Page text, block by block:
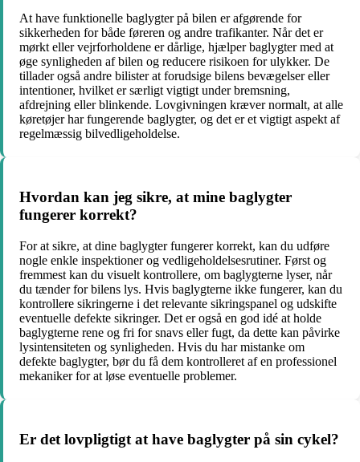
At have funktionelle baglygter på bilen er afgørende for
sikkerheden for både føreren og andre trafikanter. Når det er
mørkt eller vejrforholdene er dårlige, hjælper baglygter med at
øge synligheden af bilen og reducere risikoen for ulykker. De
tillader også andre bilister at forudsige bilens bevægelser eller
intentioner, hvilket er særligt vigtigt under bremsning,
afdrejning eller blinkende. Lovgivningen kræver normalt, at alle
køretøjer har fungerende baglygter, og det er et vigtigt aspekt af
regelmæssig bilvedligeholdelse.
Hvordan kan jeg sikre, at mine baglygter
fungerer korrekt?
For at sikre, at dine baglygter fungerer korrekt, kan du udføre
nogle enkle inspektioner og vedligeholdelsesrutiner. Først og
fremmest kan du visuelt kontrollere, om baglygterne lyser, når
du tænder for bilens lys. Hvis baglygterne ikke fungerer, kan du
kontrollere sikringerne i det relevante sikringspanel og udskifte
eventuelle defekte sikringer. Det er også en god idé at holde
baglygterne rene og fri for snavs eller fugt, da dette kan påvirke
lysintensiteten og synligheden. Hvis du har mistanke om
defekte baglygter, bør du få dem kontrolleret af en professionel
mekaniker for at løse eventuelle problemer.
Er det lovpligtigt at have baglygter på sin cykel?